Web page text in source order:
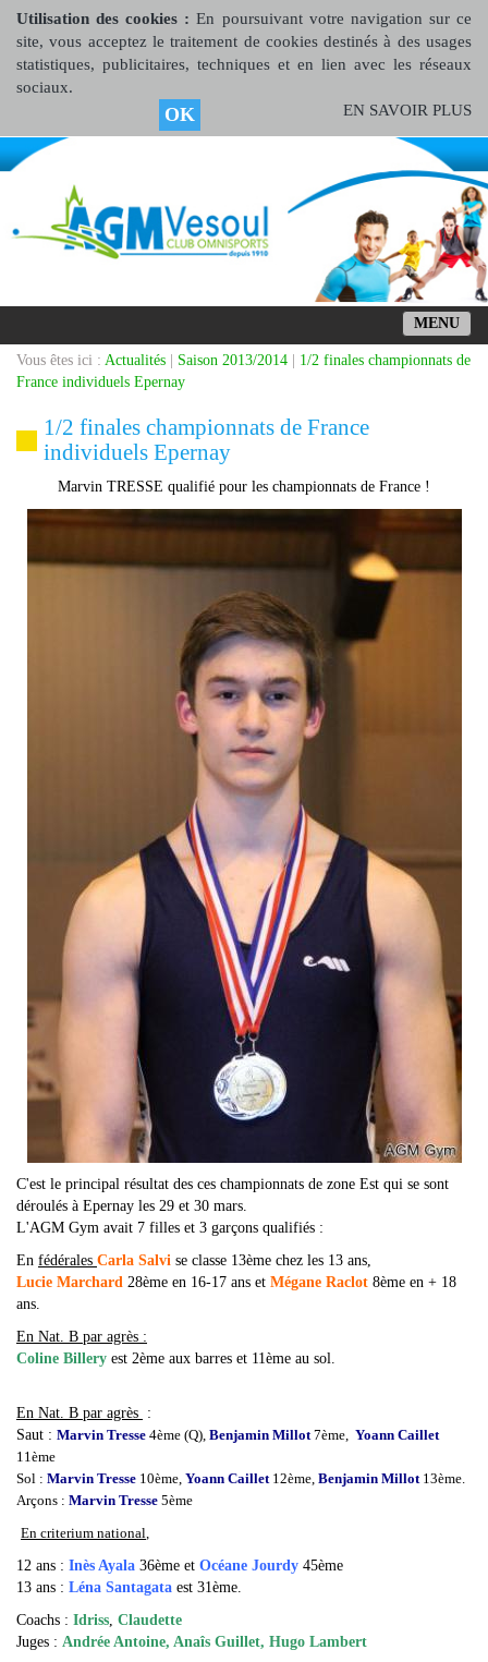
Utilisation des cookies :En poursuivant votre navigation sur ce
site, vous acceptez le traitement de cookies destinés à des usages
statistiques, publicitaires, techniques et en lien avec les réseaux
sociaux.
OK EN SAVOIR PLUS
MENU
Vous êtes ici : Actualités Saison 2013/2014
1/2 finales championnats de
France individuels Epernay
1/2 finales championnats de France
individuels Epernay
Marvin TRESSE qualifié pour les championnats de France !
C'est le principal résultat des ces championnats de zone Est qui se sont
déroulés à Epernay les 29 et 30 mars.
L'AGM Gym avait 7 filles et 3 garçons qualifiés :
En fédérales Carla Salvi se classe 13ème chez les 13 ans,
Lucie Marchard 28ème en 16-17 ans et Mégane Raclot 8ème en + 18
ans.
En Nat. B par agrès :
Coline Billery est 2ème aux barres et 11ème au sol.
En Nat. B par agrès :
Saut : Marvin Tresse 4ème (Q), Benjamin Millot 7ème, Yoann Caillet
11ème
Sol : Marvin Tresse 10ème, Yoann Caillet 12ème, Benjamin Millot 13ème.
Arçons : Marvin Tresse 5ème
En criterium national
12 ans : Inès Ayala 36ème et Océane Jourdy 45ème
13 ans : Léna Santagata est 31ème.
Coachs : Idriss Claudette
Juges : Andrée Antoine, Anaîs Guillet, Hugo Lambert